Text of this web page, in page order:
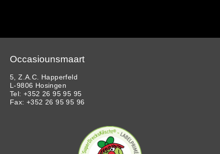
Occasiounsmaart
5, Z.A.C. Happerfeld
L-9806 Hosingen
Tel: +352 26 95 95 95
Fax: +352 26 95 95 96